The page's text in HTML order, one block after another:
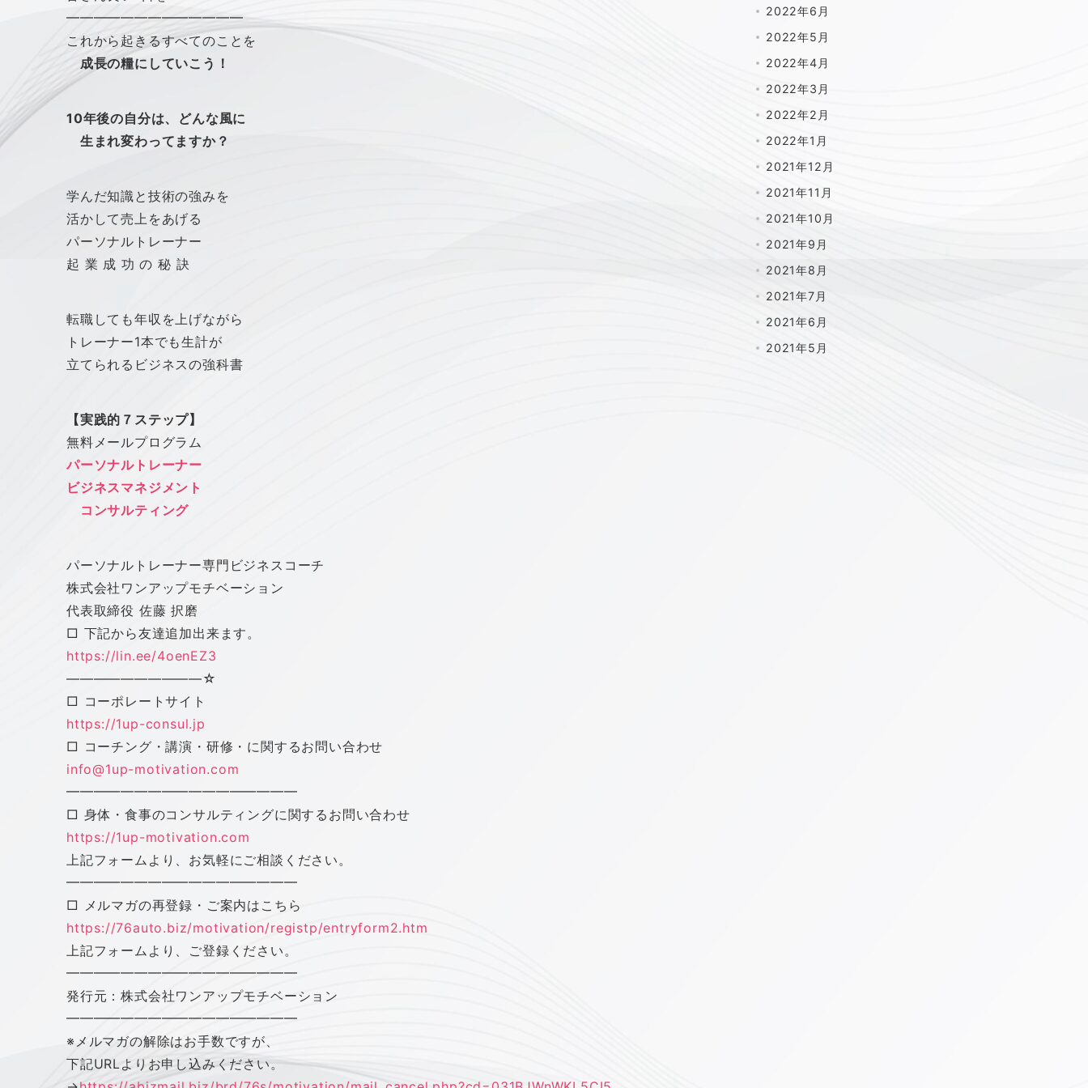
━━━━━━━━━━━━━
これから起きるすべてのことを
成長の糧にしていこう！
10年後の自分は、どんな風に
生まれ変わってますか？
学んだ知識と技術の強みを
活かして売上をあげる
パーソナルトレーナー
起 業 成 功 の 秘 訣
転職しても年収を上げながら
トレーナー1本でも生計が
立てられるビジネスの強科書
【実践的７ステップ】
無料メールプログラム
パーソナルトレーナー
ビジネスマネジメント
コンサルティング
パーソナルトレーナー専門ビジネスコーチ
株式会社 ワンアップモチベーション
代表取締役 佐藤 択磨
□ 下記から友達追加出来ます。
https://lin.ee/4oenEZ3
——————————☆
□ コーポレートサイト
https://1up-consul.jp
□ コーチング・講演・研修・に関するお問い合わせ
info@1up-motivation.com
━━━━━━━━━━━━━━━━━
□ 身体・食事のコンサルティングに関するお問い合わせ
https://1up-motivation.com
上記フォームより、お気軽にご相談ください。
━━━━━━━━━━━━━━━━━
□ メルマガの再登録・ご案内はこちら
https://76auto.biz/motivation/registp/entryform2.htm
上記フォームより、ご登録ください。
━━━━━━━━━━━━━━━━━
発行元：株式会社ワンアップモチベーション
━━━━━━━━━━━━━━━━━
※メルマガの解除はお手数ですが、
下記URLよりお申し込みください。
2022年6月
2022年5月
2022年4月
2022年3月
2022年2月
2022年1月
2021年12月
2021年11月
2021年10月
2021年9月
2021年8月
2021年7月
2021年6月
2021年5月